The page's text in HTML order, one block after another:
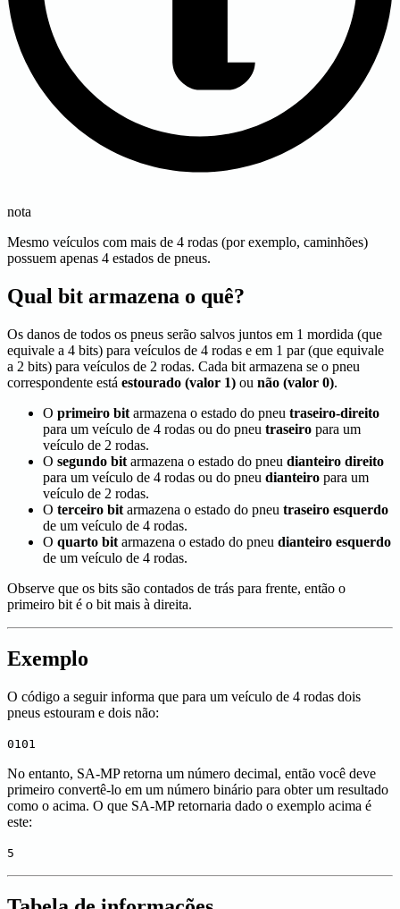
nota
Mesmo veículos com mais de 4 rodas (por exemplo, caminhões)
possuem apenas 4 estados de pneus.
Qual bit armazena o quê?
Os danos de todos os pneus serão salvos juntos em 1 mordida (que
equivale a 4 bits) para veículos de 4 rodas e em 1 par (que equivale
a 2 bits) para veículos de 2 rodas. Cada bit armazena se o pneu
correspondente está estourado (valor 1) ou não (valor 0).
O primeiro bit armazena o estado do pneu traseiro-direito
para um veículo de 4 rodas ou do pneu traseiro para um
veículo de 2 rodas.
O segundo bit armazena o estado do pneu dianteiro direito
para um veículo de 4 rodas ou do pneu dianteiro para um
veículo de 2 rodas.
O terceiro bit armazena o estado do pneu traseiro esquerdo
de um veículo de 4 rodas.
O quarto bit armazena o estado do pneu dianteiro esquerdo
de um veículo de 4 rodas.
Observe que os bits são contados de trás para frente, então o
primeiro bit é o bit mais à direita.
Exemplo
O código a seguir informa que para um veículo de 4 rodas dois
pneus estouram e dois não:
0101
No entanto, SA-MP retorna um número decimal, então você deve
primeiro convertê-lo em um número binário para obter um resultado
como o acima. O que SA-MP retornaria dado o exemplo acima é
este:
5